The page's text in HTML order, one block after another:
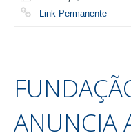
Link Permanente
ANUNCIA